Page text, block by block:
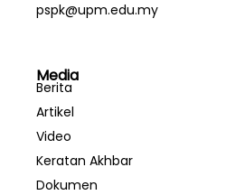
pspk@upm.edu.my
Media
Berita
Artikel
Video
Keratan Akhbar
Dokumen